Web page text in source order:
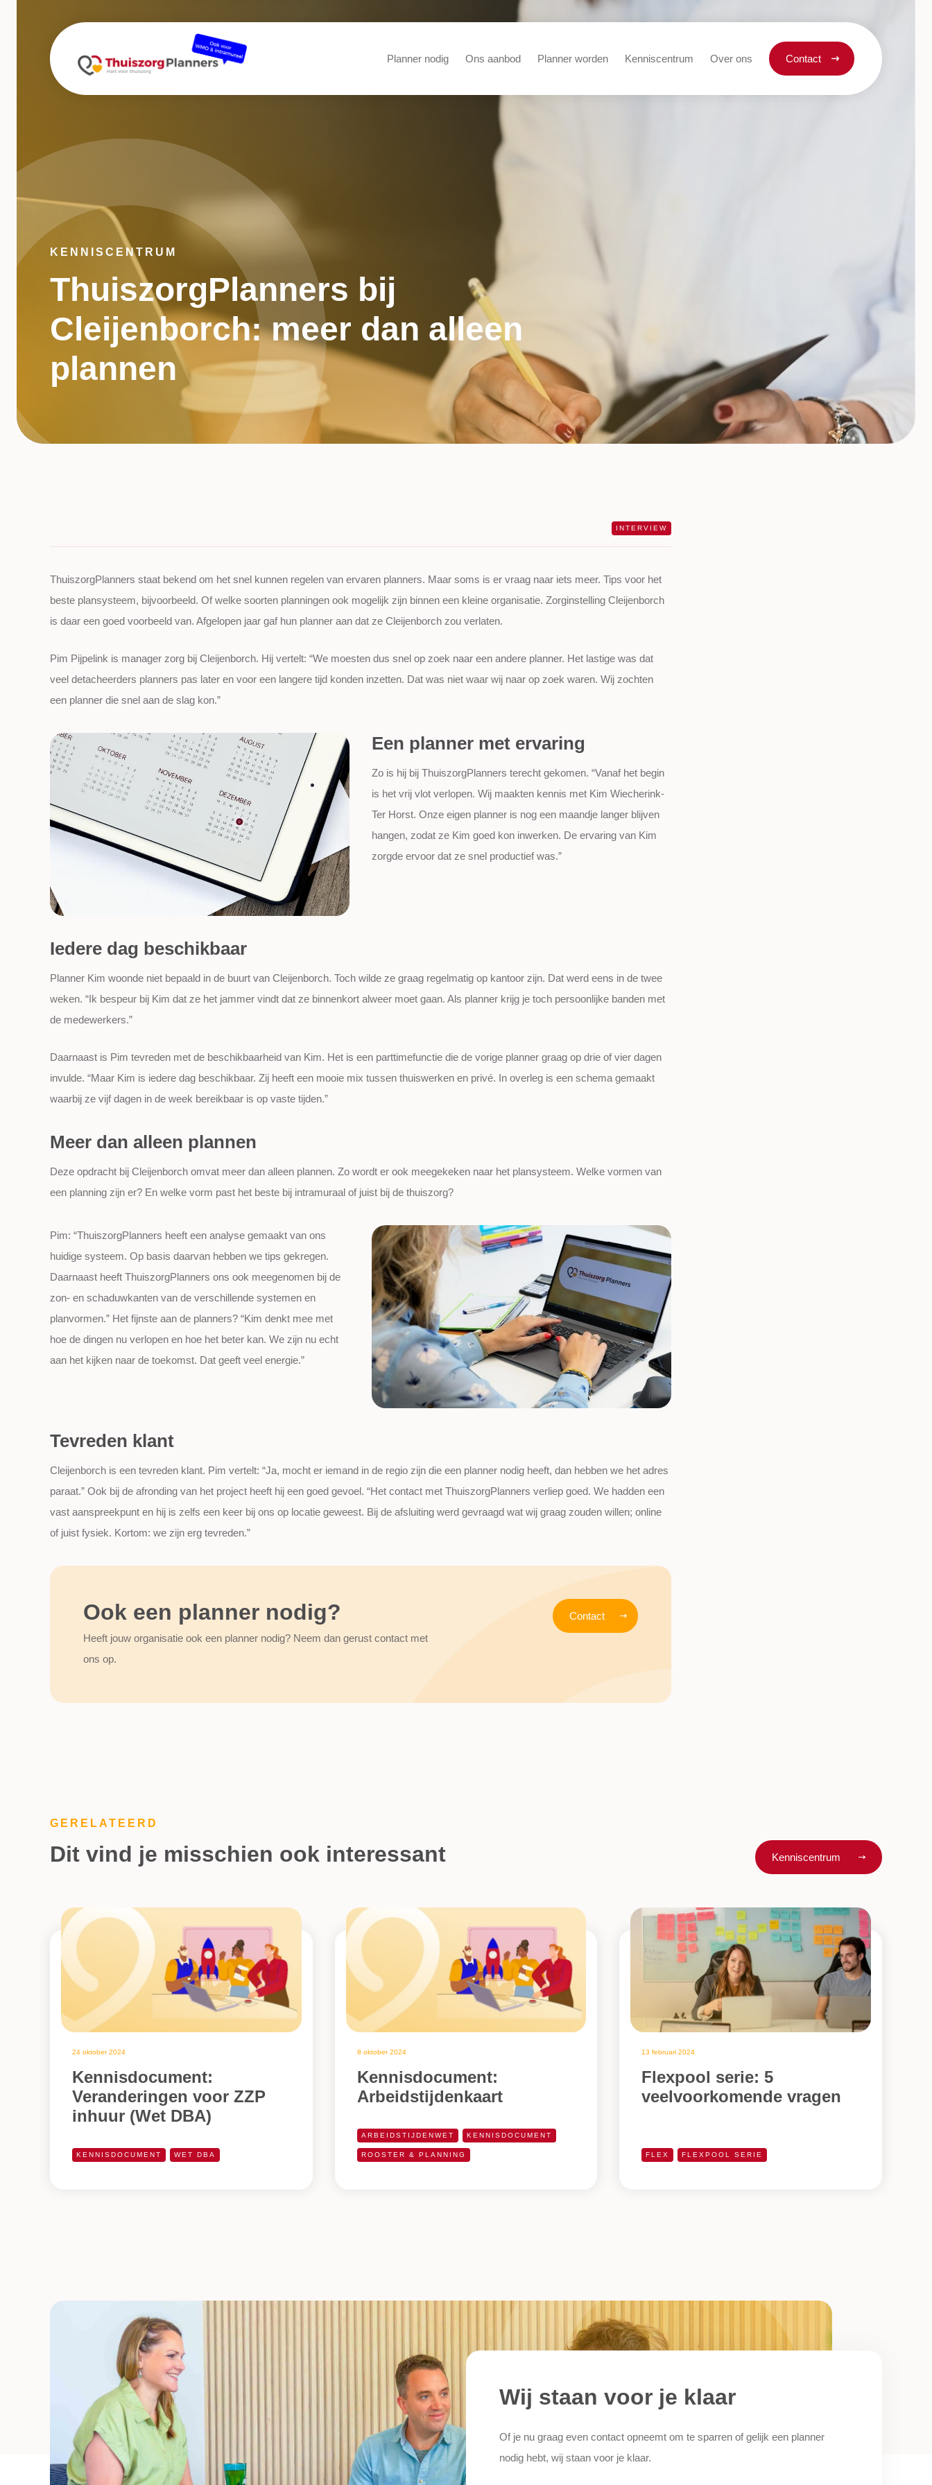
Planner nodig Ons aanbod Planner worden Kenniscentrum Over ons Contact
KENNISCENTRUM
ThuiszorgPlanners bij
Cleijenborch: meer dan alleen
plannen
INTERVIEW
ThuiszorgPlanners staat bekend om het snel kunnen regelen van ervaren planners. Maar soms is er vraag naar iets meer. Tips voor het
beste plansysteem, bijvoorbeeld. Of welke soorten planningen ook mogelijk zijn binnen een kleine organisatie. Zorginstelling Cleijenborch
is daar een goed voorbeeld van. Afgelopen jaar gaf hun planner aan dat ze Cleijenborch zou verlaten.
Pim Pijpelink is manager zorg bij Cleijenborch. Hij vertelt: “We moesten dus snel op zoek naar een andere planner. Het lastige was dat
veel detacheerders planners pas later en voor een langere tijd konden inzetten. Dat was niet waar wij naar op zoek waren. Wij zochten
een planner die snel aan de slag kon.”
Een planner met ervaring
Zo is hij bij ThuiszorgPlanners terecht gekomen. “Vanaf het begin
is het vrij vlot verlopen. Wij maakten kennis met Kim Wiecherink-
Ter Horst. Onze eigen planner is nog een maandje langer blijven
hangen, zodat ze Kim goed kon inwerken. De ervaring van Kim
zorgde ervoor dat ze snel productief was.”
Iedere dag beschikbaar
Planner Kim woonde niet bepaald in de buurt van Cleijenborch. Toch wilde ze graag regelmatig op kantoor zijn. Dat werd eens in de twee
weken. “Ik bespeur bij Kim dat ze het jammer vindt dat ze binnenkort alweer moet gaan. Als planner krijg je toch persoonlijke banden met
de medewerkers.”
Daarnaast is Pim tevreden met de beschikbaarheid van Kim. Het is een parttimefunctie die de vorige planner graag op drie of vier dagen
invulde. “Maar Kim is iedere dag beschikbaar. Zij heeft een mooie mix tussen thuiswerken en privé. In overleg is een schema gemaakt
waarbij ze vijf dagen in de week bereikbaar is op vaste tijden.”
Meer dan alleen plannen
Deze opdracht bij Cleijenborch omvat meer dan alleen plannen. Zo wordt er ook meegekeken naar het plansysteem. Welke vormen van
een planning zijn er? En welke vorm past het beste bij intramuraal of juist bij de thuiszorg?
Pim: “ThuiszorgPlanners heeft een analyse gemaakt van ons
huidige systeem. Op basis daarvan hebben we tips gekregen.
Daarnaast heeft ThuiszorgPlanners ons ook meegenomen bij de
zon- en schaduwkanten van de verschillende systemen en
planvormen.” Het fijnste aan de planners? “Kim denkt mee met
hoe de dingen nu verlopen en hoe het beter kan. We zijn nu echt
aan het kijken naar de toekomst. Dat geeft veel energie.”
Tevreden klant
Cleijenborch is een tevreden klant. Pim vertelt: “Ja, mocht er iemand in de regio zijn die een planner nodig heeft, dan hebben we het adres
paraat.” Ook bij de afronding van het project heeft hij een goed gevoel. “Het contact met ThuiszorgPlanners verliep goed. We hadden een
vast aanspreekpunt en hij is zelfs een keer bij ons op locatie geweest. Bij de afsluiting werd gevraagd wat wij graag zouden willen; online
of juist fysiek. Kortom: we zijn erg tevreden.”
Ook een planner nodig?
Heeft jouw organisatie ook een planner nodig? Neem dan gerust contact met
ons op.
Contact
GERELATEERD
Dit vind je misschien ook interessant Kenniscentrum
24 oktober 2024
Kennisdocument:
Veranderingen voor ZZP
inhuur (Wet DBA)
KENNISDOCUMENT WET DBA
8 oktober 2024
Kennisdocument:
Arbeidstijdenkaart
ARBEIDSTIJDENWET KENNISDOCUMENT
ROOSTER & PLANNING
13 februari 2024
Flexpool serie: 5
veelvoorkomende vragen
FLEX FLEXPOOL SERIE
Wij staan voor je klaar
Of je nu graag even contact opneemt om te sparren of gelijk een planner
nodig hebt, wij staan voor je klaar.